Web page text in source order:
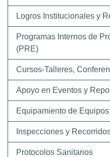
Logros Institucionales y
Programas Internos de
(PRE)
Cursos-Talleres,
Apoyo en Eventos y
Equipamiento de
Inspecciones y
Protocolos Sanitarios